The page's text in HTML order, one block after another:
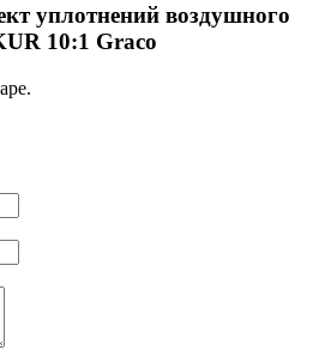
уплотнений воздушного
10:1 Graco